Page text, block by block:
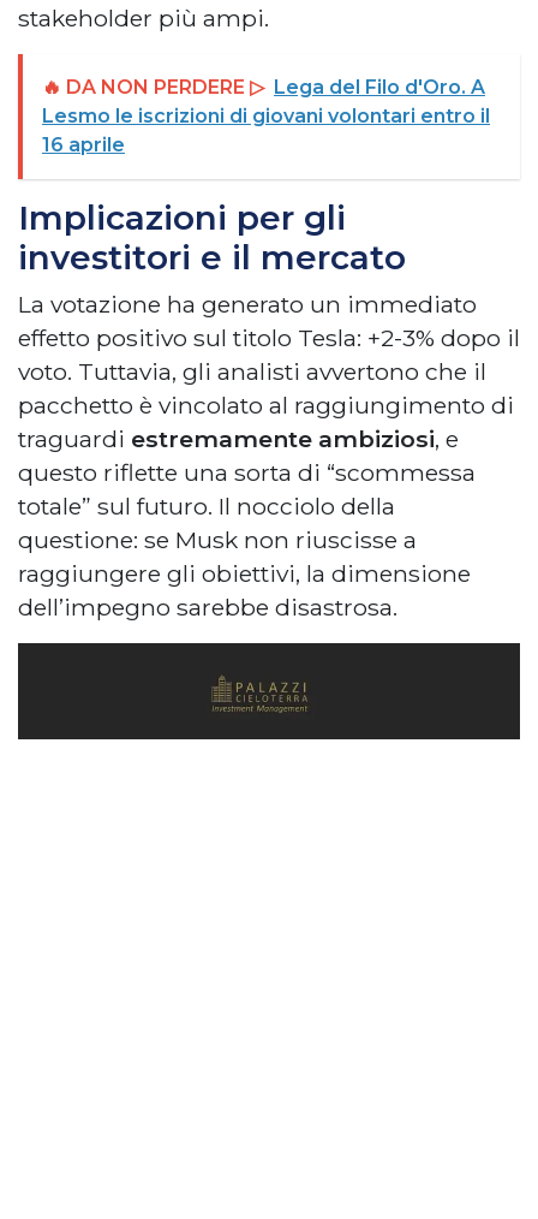
stakeholder più ampi.
🔥 DA NON PERDERE ▷ Lega del Filo d'Oro. A
Lesmo le iscrizioni di giovani volontari entro il
16 aprile
Implicazioni per gli
investitori e il mercato
La votazione ha generato un immediato
effetto positivo sul titolo Tesla: +2-3% dopo il
voto. Tuttavia, gli analisti avvertono che il
pacchetto è vincolato al raggiungimento di
traguardi estremamente ambiziosi, e
questo riflette una sorta di “scommessa
totale” sul futuro. Il nocciolo della
questione: se Musk non riuscisse a
raggiungere gli obiettivi, la dimensione
dell’impegno sarebbe disastrosa.